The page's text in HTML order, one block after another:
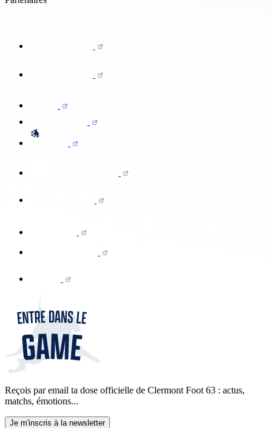
Reçois par email ta dose officielle de Clermont Foot 63 : actus,
matchs, émotions...
Je m'inscris à la newsletter